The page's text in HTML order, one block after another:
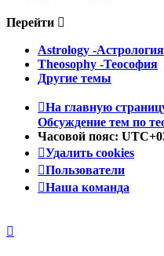
Перейти
Astrology -Астрология
Theosophy -Теософия
Другие темы
На главную
Обсуждение тем по
Часовой пояс:
Удалить cookies
Пользователи
Наша команда